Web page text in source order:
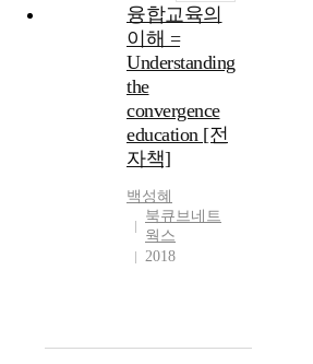
융합교육의
이해 =
Understanding
the
convergence
education [전
자책]
백성혜
북큐브네트
웍스
2018